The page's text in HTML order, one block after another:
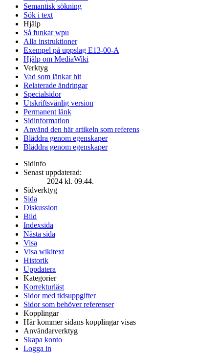
Semantisk sökning
Sök i text
Hjälp
Så funkar wpu
Alla instruktioner
Exempel på uppslag E13-00-A
Hjälp om MediaWiki
Verktyg
Vad som länkar hit
Relaterade ändringar
Specialsidor
Utskriftsvänlig version
Permanent länk
Sidinformation
Använd den här artikeln som referens
Bläddra genom egenskaper
Bläddra genom egenskaper
Sidinfo
Senast uppdaterad:
2024 kl. 09.44.
Sidverktyg
Sida
Diskussion
Bild
Indexsida
Nästa sida
Visa
Visa wikitext
Historik
Uppdatera
Kategorier
Korrekturläst
Sidor med tidsuppgifter
Sidor som behöver referenser
Kopplingar
Här kommer sidans kopplingar visas
Användarverktyg
Skapa konto
Logga in